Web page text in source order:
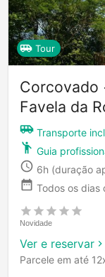
Tour
Corcovado
Favela da
Transporte
Guia
6h (duração
Todos os dias
Novidade
Ver e reservar
Parcele em até